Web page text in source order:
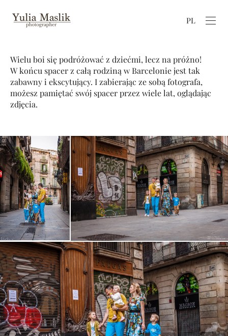
PL
Wielu boi się podróżować z dziećmi, lecz na próżno!
W końcu spacer z całą rodziną w Barcelonie jest tak
zabawny i ekscytujący. I zabierając ze sobą fotografa,
możesz pamiętać swój spacer przez wiele lat, oglądając
zdjęcia.